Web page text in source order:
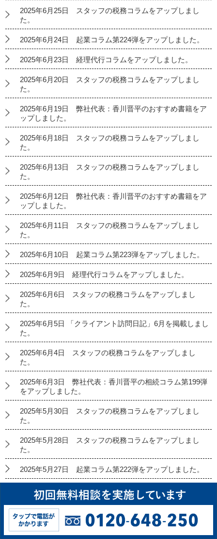
2025年6月25日 スタッフの税務コラムをアップしまし
た。
2025年6月24日 起業コラム第224弾をアップしました。
2025年6月23日 経理代行コラムをアップしました。
2025年6月20日 スタッフの税務コラムをアップしまし
た。
2025年6月19日 弊社代表：香川晋平のおすすめ書籍をア
ップしました。
2025年6月18日 スタッフの税務コラムをアップしまし
た。
2025年6月13日 スタッフの税務コラムをアップしまし
た。
2025年6月12日 弊社代表：香川晋平のおすすめ書籍をア
ップしました。
2025年6月11日 スタッフの税務コラムをアップしまし
た。
2025年6月10日 起業コラム第223弾をアップしました。
2025年6月9日 経理代行コラムをアップしました。
2025年6月6日 スタッフの税務コラムをアップしまし
た。
2025年6月5日 「クライアント訪問日記」6月を掲載しまし
た。
2025年6月4日 スタッフの税務コラムをアップしまし
た。
2025年6月3日 弊社代表：香川晋平の相続コラム第199弾
をアップしました。
2025年5月30日 スタッフの税務コラムをアップしまし
た。
2025年5月28日 スタッフの税務コラムをアップしまし
た。
2025年5月27日 起業コラム第222弾をアップしました。
2025年5月26日 経理代行コラムをアップしました。
2025年5月23日 スタッフの税務コラムをアップしまし
た。